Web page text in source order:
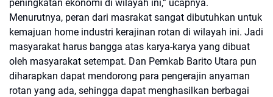
peningkatan ekonomi di wilayah ini,” ucapnya.
Menurutnya, peran dari masrakat sangat dibutuhkan untuk
kemajuan home industri kerajinan rotan di wilayah ini. Jadi
masyarakat harus bangga atas karya-karya yang dibuat
oleh masyarakat setempat. Dan Pemkab Barito Utara pun
diharapkan dapat mendorong para pengerajin anyaman
rotan yang ada, sehingga dapat menghasilkan berbagai